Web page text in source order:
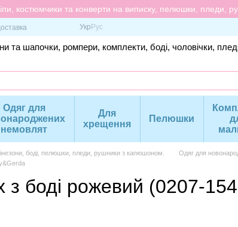
костюмчики та конверти на виписку, пелюшки, пледи,
Укр Рус
та шапочки, ромпери, комплекти, боді, чоловічки,
Одяг для
немовлят
Для
хрещення
Пелюшки
боді, пелюшки, пледи, рушники з капюшоном. Одяг для
боді рожевий (0207-